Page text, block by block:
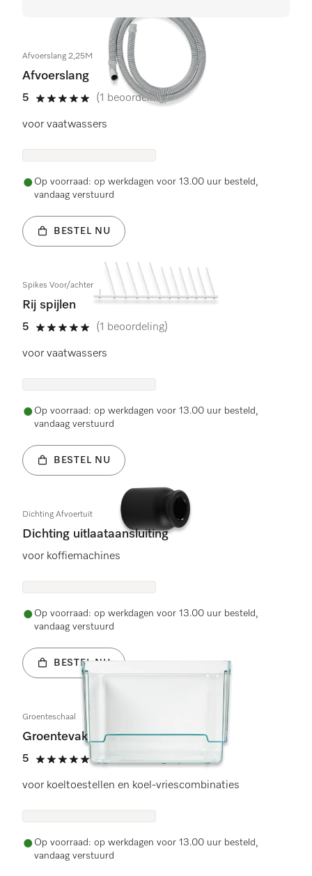
Afvoerslang 2,25M
Afvoerslang
5
5 sterren van de 5
(1 beoordeling)
voor vaatwassers
Op voorraad: op werkdagen voor 13.00 uur besteld,
vandaag verstuurd
BESTEL NU
Spikes Voor/achter
Rij spijlen
5
5 sterren van de 5
(1 beoordeling)
voor vaatwassers
Op voorraad: op werkdagen voor 13.00 uur besteld,
vandaag verstuurd
BESTEL NU
Dichting Afvoertuit
Dichting uitlaataansluiting
voor koffiemachines
Op voorraad: op werkdagen voor 13.00 uur besteld,
vandaag verstuurd
BESTEL NU
Groenteschaal
Groentevak
5
5 sterren van de 5
(2 beoordelingen)
voor koeltoestellen en koel-vriescombinaties
Op voorraad: op werkdagen voor 13.00 uur besteld,
vandaag verstuurd